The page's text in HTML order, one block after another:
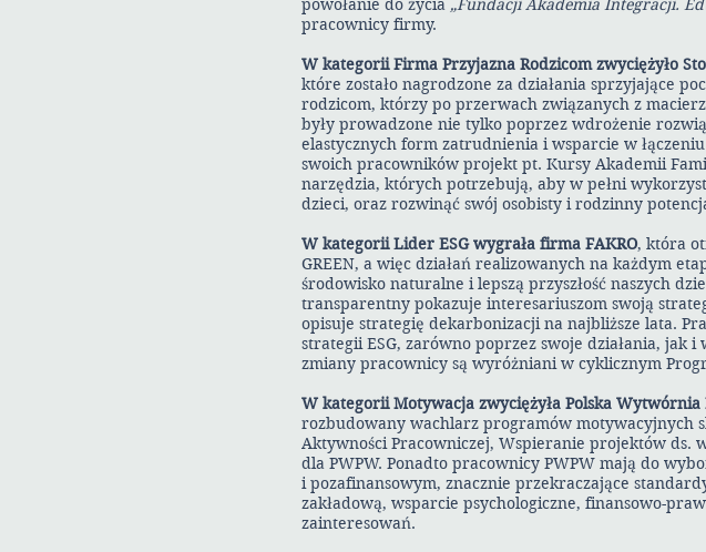
powołanie do życia „Fundacji Akademia Integracji.
pracownicy firmy.
W kategorii Firma Przyjazna Rodzicom zwyciężyło
które zostało nagrodzone za działania sprzyjające
rodzicom, którzy po przerwach związanych z
były prowadzone nie tylko poprzez wdrożenie
elastycznych form zatrudnienia i wsparcie w
swoich pracowników projekt pt. Kursy Akademii
narzędzia, których potrzebują, aby w pełni
dzieci, oraz rozwinąć swój osobisty i rodzinny
W kategorii Lider ESG wygrała firma FAKRO, która
GREEN, a więc działań realizowanych na każdym
środowisko naturalne i lepszą przyszłość naszych
transparentny pokazuje interesariuszom swoją
opisuje strategię dekarbonizacji na najbliższe lata.
strategii ESG, zarówno poprzez swoje działania, jak
zmiany pracownicy są wyróżniani w cyklicznym
W kategorii Motywacja zwyciężyła Polska
rozbudowany wachlarz programów motywacyjnych
Aktywności Pracowniczej, Wspieranie projektów ds.
dla PWPW. Ponadto pracownicy PWPW mają do
i pozafinansowym, znacznie przekraczające
zakładową, wsparcie psychologiczne, finansowo-
zainteresowań.